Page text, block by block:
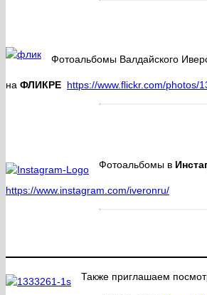
Фотоальбомы Валдайского
на ФЛИКРЕ https://www.flickr.com/photos/
Фотоальбомы в
https://www.instagram.com/iveronru/
Также приглашаем